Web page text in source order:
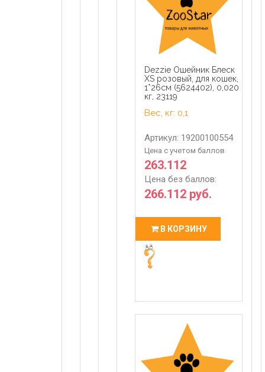
Dezzie Ошейник Блеск
XS розовый, для кошек,
1*26см (5624402), 0,020
кг, 23119
Вес, кг: 0,1
Артикул: 19200100554
Цена с учетом баллов
263.112
Цена без баллов:
266.112 руб.
В КОРЗИНУ